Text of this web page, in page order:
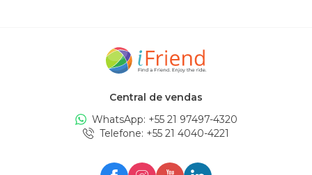
Central de vendas
WhatsApp: +55 21 97497-4320
Telefone: +55 21 4040-4221